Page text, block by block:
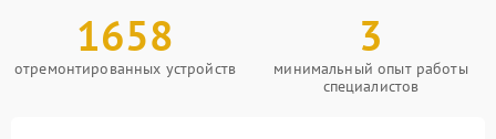
1658
отремонтированных устройств
3
минимальный опыт работы
специалистов